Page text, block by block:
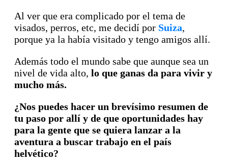
Al ver que era complicado por el tema de
visados, perros, etc, me decidí por Suiza,
porque ya la había visitado y tengo amigos allí.
Además todo el mundo sabe que aunque sea un
nivel de vida alto, lo que ganas da para vivir y
mucho más.
¿Nos puedes hacer un brevísimo resumen de
tu paso por allí y de que oportunidades hay
para la gente que se quiera lanzar a la
aventura a buscar trabajo en el país
helvético?